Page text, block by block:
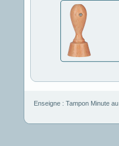
Enseigne : Tampon Minuteau